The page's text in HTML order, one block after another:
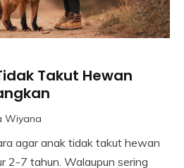
Takut Hewan
Wiyana
agar anak tidak takut hewan
2-7 tahun. Walaupun sering